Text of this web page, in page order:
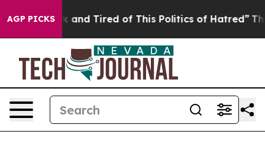
AGP PICKS
Sick and Tired of This Politics of Hatred” The Story